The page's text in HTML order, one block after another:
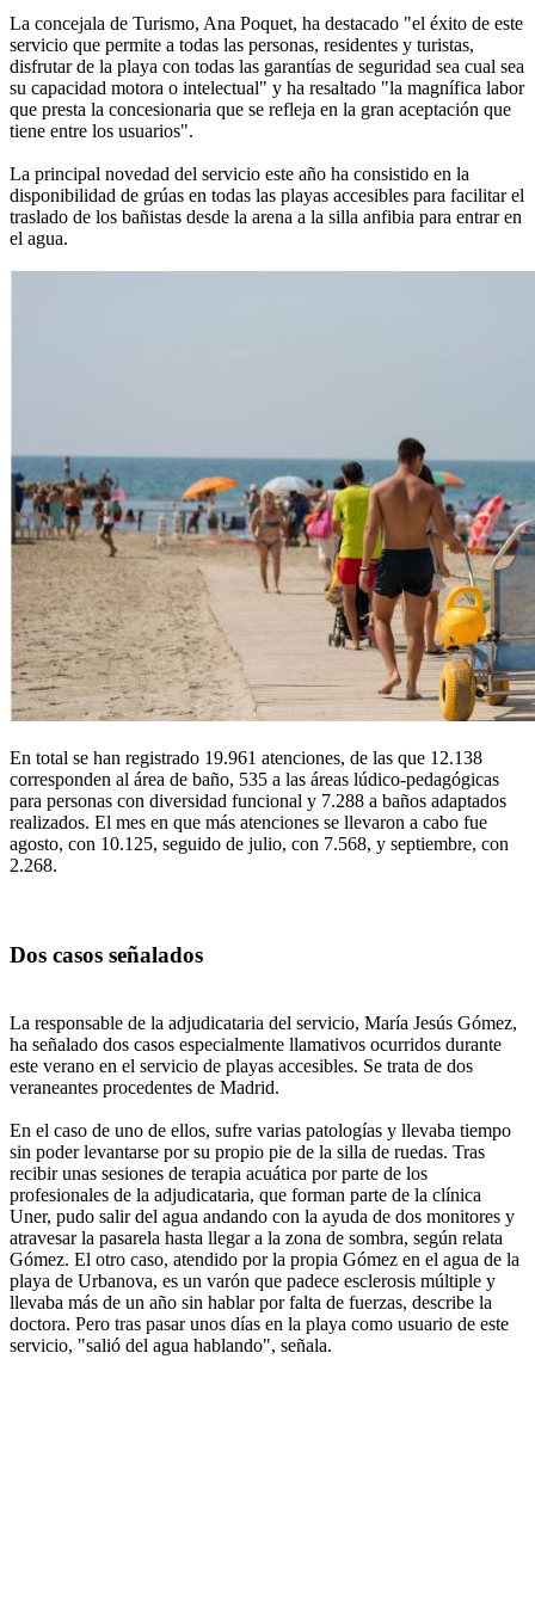
La concejala de Turismo, Ana Poquet, ha destacado "el éxito de este
servicio que permite a todas las personas, residentes y turistas,
disfrutar de la playa con todas las garantías de seguridad sea cual sea
su capacidad motora o intelectual" y ha resaltado "la magnífica labor
que presta la concesionaria que se refleja en la gran aceptación que
tiene entre los usuarios".
La principal novedad del servicio este año ha consistido en la
disponibilidad de grúas en todas las playas accesibles para facilitar el
traslado de los bañistas desde la arena a la silla anfibia para entrar en
el agua.
En total se han registrado 19.961 atenciones, de las que 12.138
corresponden al área de baño, 535 a las áreas lúdico-pedagógicas
para personas con diversidad funcional y 7.288 a baños adaptados
realizados. El mes en que más atenciones se llevaron a cabo fue
agosto, con 10.125, seguido de julio, con 7.568, y septiembre, con
2.268.
Dos casos señalados
La responsable de la adjudicataria del servicio, María Jesús Gómez,
ha señalado dos casos especialmente llamativos ocurridos durante
este verano en el servicio de playas accesibles. Se trata de dos
veraneantes procedentes de Madrid.
En el caso de uno de ellos, sufre varias patologías y llevaba tiempo
sin poder levantarse por su propio pie de la silla de ruedas. Tras
recibir unas sesiones de terapia acuática por parte de los
profesionales de la adjudicataria, que forman parte de la clínica
Uner, pudo salir del agua andando con la ayuda de dos monitores y
atravesar la pasarela hasta llegar a la zona de sombra, según relata
Gómez. El otro caso, atendido por la propia Gómez en el agua de la
playa de Urbanova, es un varón que padece esclerosis múltiple y
llevaba más de un año sin hablar por falta de fuerzas, describe la
doctora. Pero tras pasar unos días en la playa como usuario de este
servicio, "salió del agua hablando", señala.